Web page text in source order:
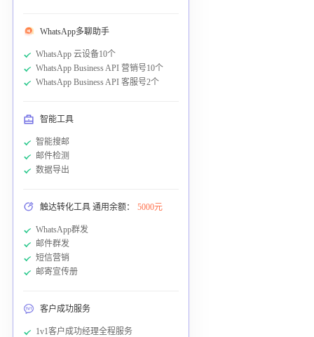
WhatsApp多聊助手
WhatsApp 云设备10个
WhatsApp Business API 营销号10个
WhatsApp Business API 客服号2个
智能工具
智能搜邮
邮件检测
数据导出
触达转化工具 通用余额： 5000元
WhatsApp群发
邮件群发
短信营销
邮寄宣传册
客户成功服务
1v1客户成功经理全程服务